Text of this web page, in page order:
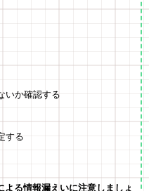
いか確認する
する
る情報漏えいに注意しましょ